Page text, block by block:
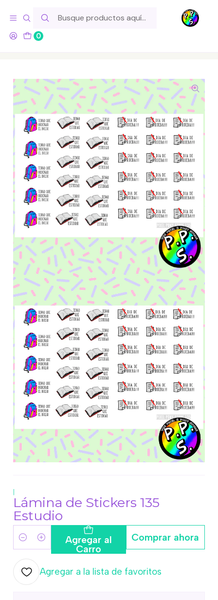
0
Hola! Si tu pedido incluye productos de fabricación propia,
ten en cuenta este tiempo para el despacho
Inicio Lo Hacemos Nosotros
|
Lámina de Stickers 135
Estudio
Cantidad Agregar al
Carro
Comprar ahora
Agregar a la lista de favoritos